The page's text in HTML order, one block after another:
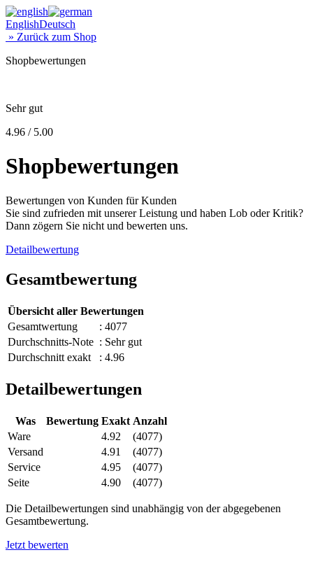
EnglishDeutsch
» Zurück zum Shop
Shopbewertungen
Sehr gut
4.96 / 5.00
Shopbewertungen
Bewertungen von Kunden für Kunden
Sie sind zufrieden mit unserer Leistung und haben Lob oder Kritik?
Dann zögern Sie nicht und bewerten uns.
Detailbewertung
Gesamtbewertung
Übersicht aller Bewertungen
Gesamtwertung
: 4077
Durchschnitts-Note : Sehr gut
Durchschnitt exakt
: 4.96
Detailbewertungen
Was Bewertung Exakt Anzahl
Ware
4.92
(4077)
Versand
4.91
(4077)
Service
4.95
(4077)
Seite
4.90 (4077)
Die Detailbewertungen sind unabhängig von der abgegebenen
Gesamtbewertung.
Jetzt bewerten